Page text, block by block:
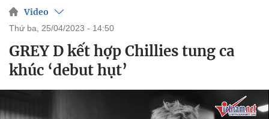
Video
thứ ba, 25/04/2023 - 14:50
GREY D kết hợp Chillies tung ca
khúc ‘debut hụt’